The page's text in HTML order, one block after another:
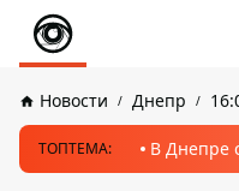
Новости Днепр
ТОПТЕМА: В Днепре